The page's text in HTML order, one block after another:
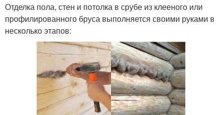
Отделка пола, стен и потолка в срубе из клееного или
профилированного бруса выполняется своими руками в
несколько этапов: